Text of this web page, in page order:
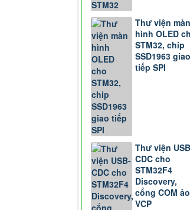
Thư viện màn
hình OLED
STM32, chip
SSD1963 giao
tiếp SPI
Thư viện
CDC cho
STM32F4
Discovery,
cổng COM ảo
VCP